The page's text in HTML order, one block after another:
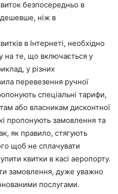
безпосередньо в
дешевше, ніж в
в Інтернеті, необхідно
на те, що включається у
у різних
перевезення ручної
спеціальні тарифи,
або власникам дисконтної
пропонують замовлення та
як правило, стягують
щоб не сплачувати
квитки в касі аеропорту.
замовлення, дуже уважно
послугами.